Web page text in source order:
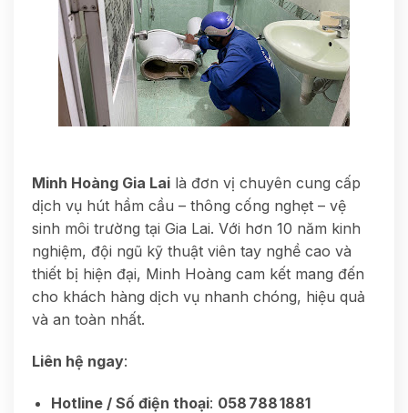
Minh Hoàng Gia Lai là đơn vị chuyên cung cấp
dịch vụ hút hầm cầu – thông cống nghẹt – vệ
sinh môi trường tại Gia Lai. Với hơn 10 năm kinh
nghiệm, đội ngũ kỹ thuật viên tay nghề cao và
thiết bị hiện đại, Minh Hoàng cam kết mang đến
cho khách hàng dịch vụ nhanh chóng, hiệu quả
và an toàn nhất.
Liên hệ ngay:
Hotline / Số điện thoại: 058 788 1881